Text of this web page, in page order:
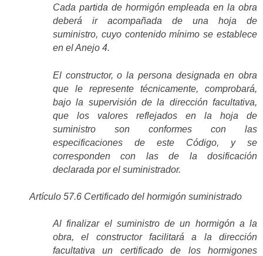
Cada partida de hormigón empleada en la obra
deberá ir acompañada de una hoja de
suministro, cuyo contenido mínimo se establece
en el Anejo 4.
El constructor, o la persona designada en obra
que le represente técnicamente, comprobará,
bajo la supervisión de la dirección facultativa,
que los valores reflejados en la hoja de
suministro son conformes con las
especificaciones de este Código, y se
corresponden con las de la dosificación
declarada por el suministrador.
Artículo 57.6 Certificado del hormigón suministrado
Al finalizar el suministro de un hormigón a la
obra, el constructor facilitará a la dirección
facultativa un certificado de los hormigones